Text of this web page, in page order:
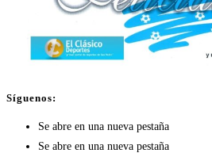
Síguenos:
Se abre en una nueva pestaña
Se abre en una nueva pestaña